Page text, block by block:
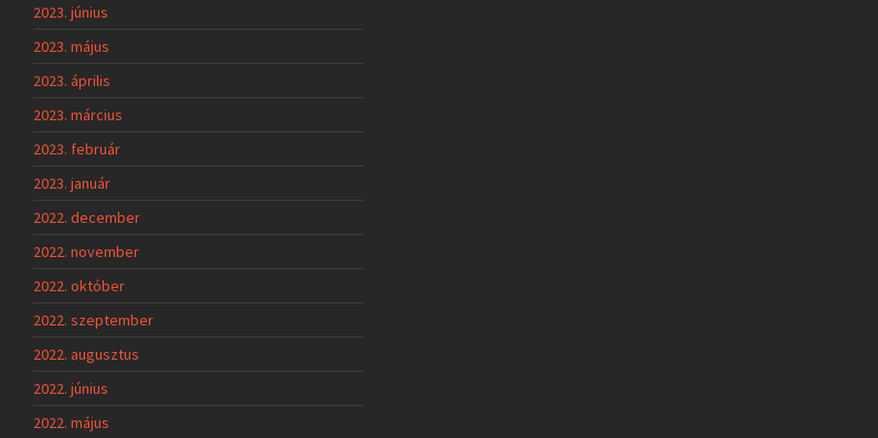
2023. június
2023. május
2023. április
2023. március
2023. február
2023. január
2022. december
2022. november
2022. október
2022. szeptember
2022. augusztus
2022. június
2022. május